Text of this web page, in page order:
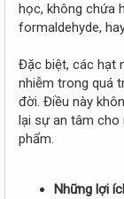
học, không chứa
formaldehyde,
Đặc biệt, các hạt
nhiễm trong quá
đời. Điều này
lại sự an tâm
phẩm.
Những lợi